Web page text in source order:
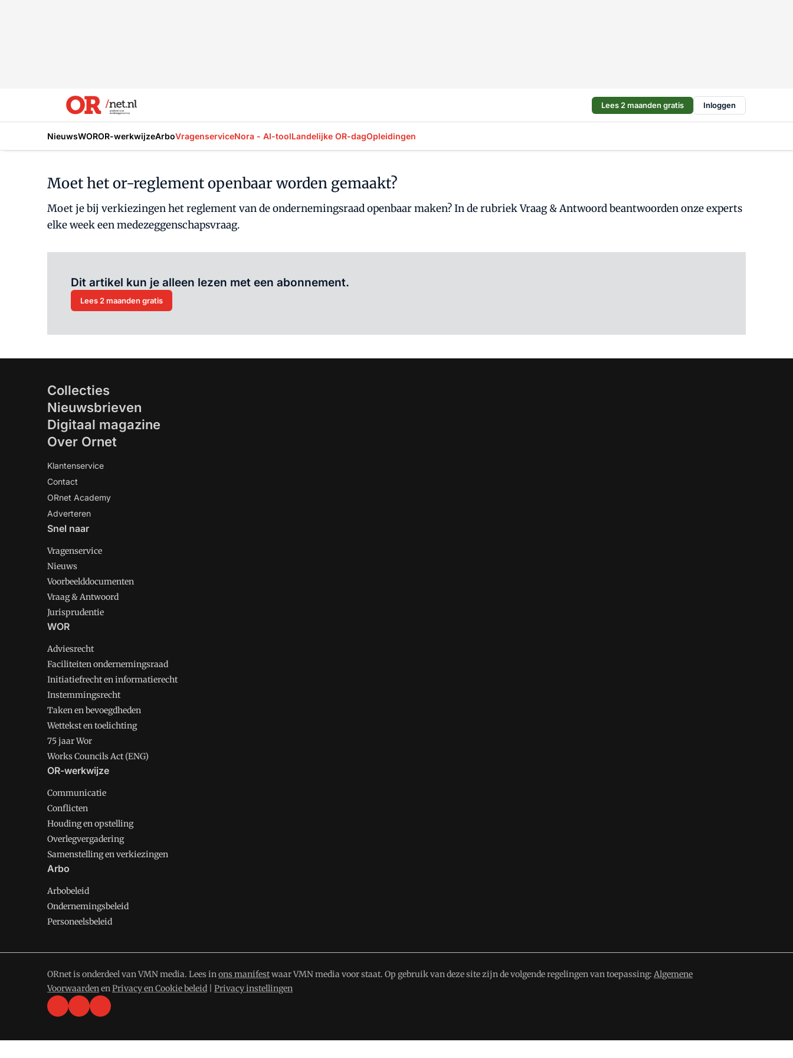
Lees 2 maanden gratis Inloggen
NieuwsWOROR-werkwijzeArboVragenserviceNora - AI-toolLandelijke OR-dagOpleidingen
Moet het or-reglement openbaar worden gemaakt?
Moet je bij verkiezingen het reglement van de ondernemingsraad openbaar maken? In de rubriek Vraag & Antwoord beantwoorden onze experts
elke week een medezeggenschapsvraag.
Dit artikel kun je alleen lezen met een abonnement.
Lees 2 maanden gratis
Collecties
Nieuwsbrieven
Digitaal magazine
Over Ornet
Klantenservice
Contact
ORnet Academy
Adverteren
Snel naar
Vragenservice
Nieuws
Voorbeelddocumenten
Vraag & Antwoord
Jurisprudentie
WOR
Adviesrecht
Faciliteiten ondernemingsraad
Initiatiefrecht en informatierecht
Instemmingsrecht
Taken en bevoegdheden
Wettekst en toelichting
75 jaar Wor
Works Councils Act (ENG)
OR-werkwijze
Communicatie
Conflicten
Houding en opstelling
Overlegvergadering
Samenstelling en verkiezingen
Arbo
Arbobeleid
Ondernemingsbeleid
Personeelsbeleid
ORnet is onderdeel van VMN media. Lees inons manifestwaar VMN media voor staat. Op gebruik van deze site zijn de volgende regelingen van toepassing: Algemene
VoorwaardenenPrivacy en Cookie beleid Privacy instellingen